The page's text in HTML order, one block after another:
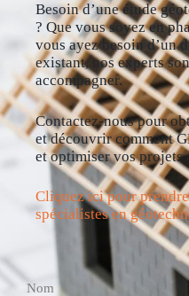
Besoin d’une étude
? Que vous soyez en
vous ayez besoin d’un
existant, nos experts
accompagner.
Contactez-nous pour
et découvrir comment
et optimiser vos projets
Cliquez ici pour
spécialistes en
Nom